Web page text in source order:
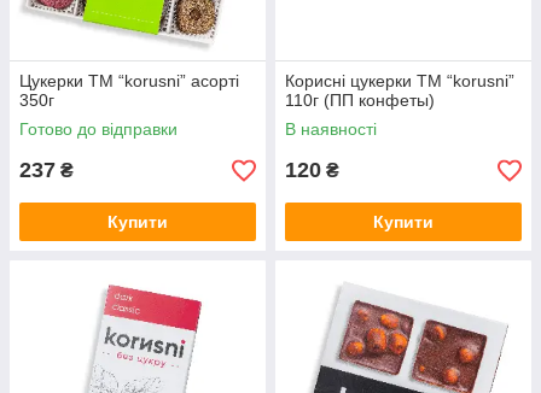
Цукерки ТМ “korusni” асорті
350г
Готово до відправки
237 ₴
Купити
Корисні цукерки ТМ “korusni”
110г (ПП конфеты)
В наявності
120 ₴
Купити